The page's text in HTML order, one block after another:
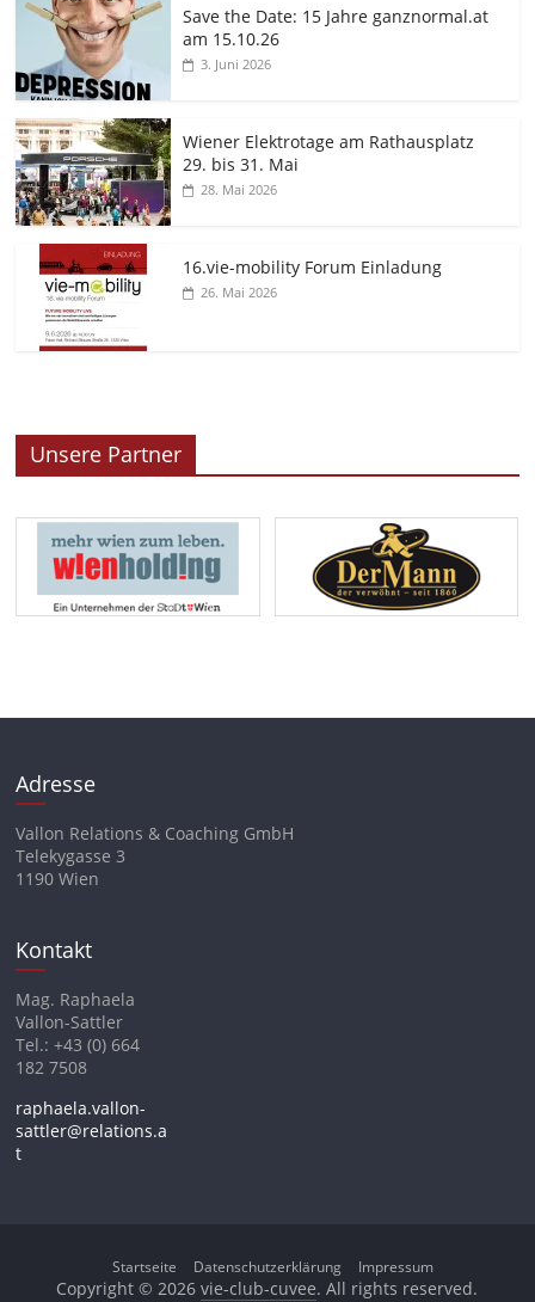
Save the Date: 15 Jahre ganznormal.at
am 15.10.26
3. Juni 2026
Wiener Elektrotage am Rathausplatz
29. bis 31. Mai
28. Mai 2026
16.vie-mobility Forum Einladung
26. Mai 2026
Unsere Partner
Adresse
Vallon Relations & Coaching GmbH
Telekygasse 3
1190 Wien
Kontakt
Mag. Raphaela
Vallon-Sattler
Tel.: +43 (0) 664
182 7508
raphaela.vallon-
sattler@relations.a
t
Startseite Datenschutzerklärung Impressum
Copyright © 2026vie-club-cuvee. All rights reserved.